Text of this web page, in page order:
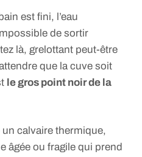
est fini, l’eau
de sortir
là, grelottant peut-être
que la cuve soit
le gros point noir de la
calvaire thermique,
âgée ou fragile qui prend